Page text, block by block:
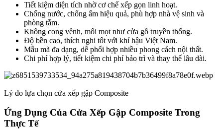
Tiết kiệm diện tích nhờ cơ chế xếp gọn linh hoạt.
Chống nước, chống ẩm hiệu quả, phù hợp nhà vệ sinh và
phòng tắm.
Không cong vênh, mối mọt như cửa gỗ truyền thống.
Độ bền cao, thích nghi tốt với khí hậu Việt Nam.
Mẫu mã đa dạng, dễ phối hợp nhiều phong cách nội thất.
Chi phí hợp lý, tiết kiệm chi phí bảo trì và thay thế lâu dài.
Lý do lựa chọn cửa xếp gập Composite
Ứng Dụng Của Cửa Xếp Gập Composite Trong
Thực Tế​